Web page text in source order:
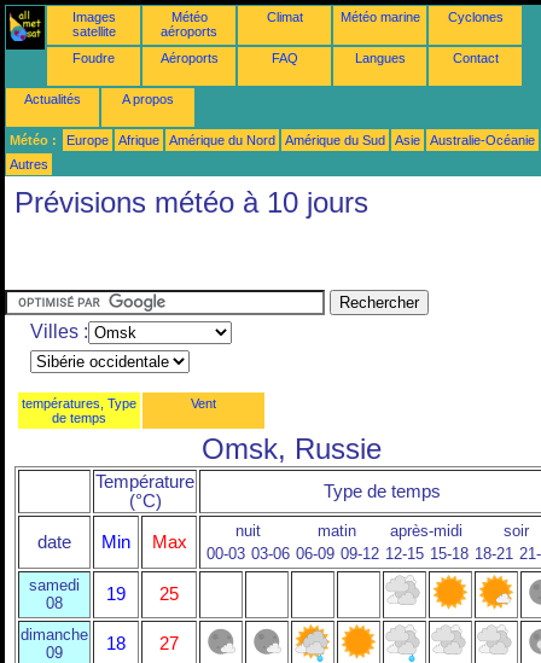
Images
satellite
Météo
aéroports
Climat Météo marine Cyclones
Foudre Aéroports FAQ Langues Contact
Actualités A propos
Météo : Europe Afrique Amérique du Nord Amérique du Sud Asie
Australie-Océanie
Autres
Prévisions météo à 10 jours
Villes :
températures, Type
de temps
Vent
Omsk, Russie
Température
(°C)
Type de temps
date Min Max
nuit matin après-midi
soir
00-03 03-06 06-09 09-12 12-15 15-18 18-21
samedi
08
19 25
dimanche
09
18 27